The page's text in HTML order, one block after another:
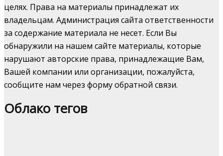
целях. Права на материалы принадлежат их
владельцам. Администрация сайта ответственности
за содержание материала не несет. Если Вы
обнаружили на нашем сайте материалы, которые
нарушают авторские права, принадлежащие Вам,
Вашей компании или организации, пожалуйста,
сообщите нам через форму обратной связи.
Облако тегов